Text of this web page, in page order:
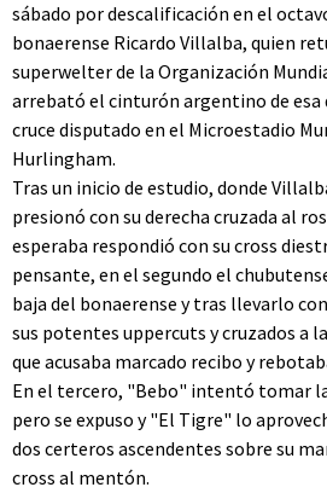
sábado por descalificación en el
bonaerense Ricardo Villalba, quien
superwelter de la Organización
arrebató el cinturón argentino de esa
cruce disputado en el Microestadio
Hurlingham.
Tras un inicio de estudio, donde
presionó con su derecha cruzada al
esperaba respondió con su cross
pensante, en el segundo el
baja del bonaerense y tras llevarlo
sus potentes uppercuts y cruzados a
que acusaba marcado recibo y
En el tercero, "Bebo" intentó tomar
pero se expuso y "El Tigre" lo
dos certeros ascendentes sobre su
cross al mentón.